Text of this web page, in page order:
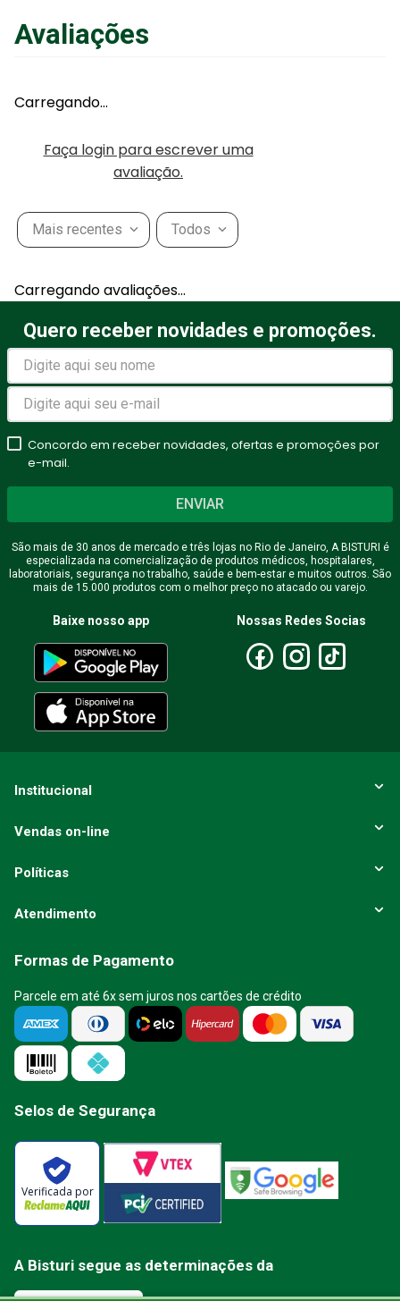
Adicionar ao Carrinho
Avaliações
Carregando…
Faça login para escrever uma
avaliação.
Mais recentes Todos
Carregando avaliações…
Quero receber novidades e promoções.
Concordo em receber novidades, ofertas e promoções por
e-mail.
ENVIAR
São mais de 30 anos de mercado e três lojas no Rio de Janeiro, A BISTURI é
especializada na comercialização de produtos médicos, hospitalares,
laboratoriais, segurança no trabalho, saúde e bem-estar e muitos outros. São
mais de 15.000 produtos com o melhor preço no atacado ou varejo.
Baixe nosso app Nossas Redes Socias
Institucional
Vendas on-line
Políticas
Atendimento
Formas de Pagamento
Parcele em até 6x sem juros nos cartões de crédito
Selos de Segurança
Verificada por
A Bisturi segue as determinações da